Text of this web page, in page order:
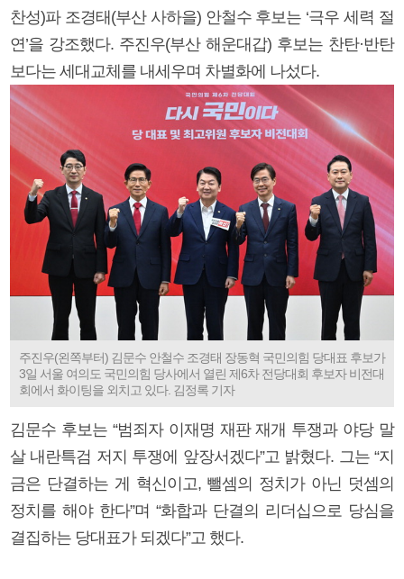
찬성)파 조경태(부산 사하을) 안철수 후보는 ‘극우 세력 절
연’을 강조했다. 주진우(부산 해운대갑) 후보는 찬탄·반탄
보다는 세대교체를 내세우며 차별화에 나섰다.
주진우(왼쪽부터) 김문수 안철수 조경태 장동혁 국민의힘 당대표 후보가
3일 서울 여의도 국민의힘 당사에서 열린 제6차 전당대회 후보자 비전대
회에서 화이팅을 외치고 있다. 김정록 기자
김문수 후보는 “범죄자 이재명 재판 재개 투쟁과 야당 말
살 내란특검 저지 투쟁에 앞장서겠다”고 밝혔다. 그는 “지
금은 단결하는 게 혁신이고, 뺄셈의 정치가 아닌 덧셈의
정치를 해야 한다”며 “화합과 단결의 리더십으로 당심을
결집하는 당대표가 되겠다”고 했다.